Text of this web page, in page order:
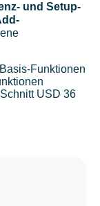
und Setup-
Funktionen
USD 36